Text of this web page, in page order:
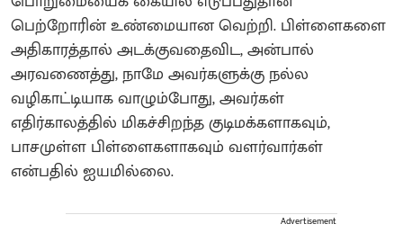
பெற்றோரின் உண்மையான வெற்றி. பிள்ளைகளை
அதிகாரத்தால் அடக்குவதைவிட, அன்பால்
அரவணைத்து, நாமே அவர்களுக்கு நல்ல
வழிகாட்டியாக வாழும்போது, அவர்கள்
எதிர்காலத்தில் மிகச்சிறந்த குடிமக்களாகவும்,
பாசமுள்ள பிள்ளைகளாகவும் வளர்வார்கள்
என்பதில் ஐயமில்லை.
Advertisement